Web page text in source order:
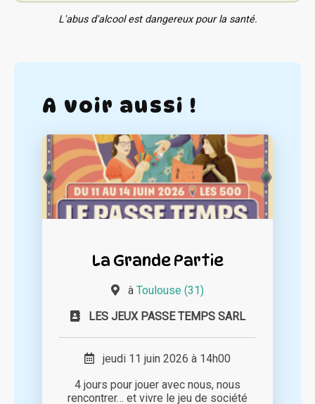
L'abus d'alcool est dangereux pour la santé.
A voir aussi !
La Grande Partie
à Toulouse (31)
LES JEUX PASSE TEMPS SARL
jeudi 11 juin 2026 à 14h00
4 jours pour jouer avec nous, nous
rencontrer… et vivre le jeu de société